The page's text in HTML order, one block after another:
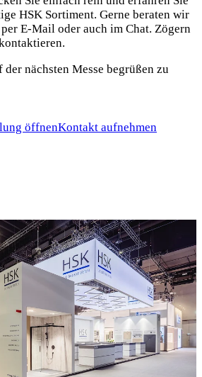
HSK Sortiment. Gerne beraten wir
E-Mail oder auch im Chat. Zögern
nächsten Messe begrüßen zu
öffnenKontakt aufnehmen